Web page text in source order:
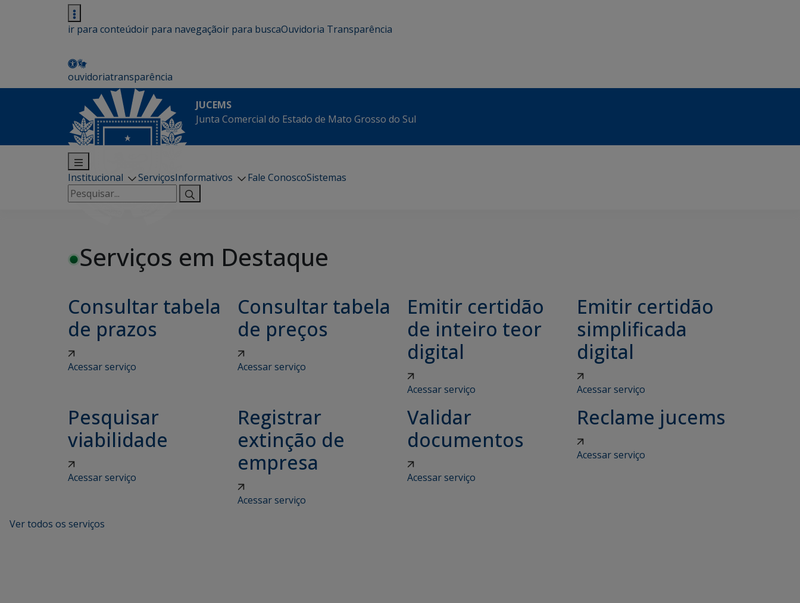
ir para conteúdoir para navegaçãoir para buscaOuvidoria Transparência
ouvidoriatransparência
JUCEMS
Junta Comercial do Estado de Mato Grosso do Sul
Institucional ServiçosInformativos Fale ConoscoSistemas
Pesquisar
por:
Serviços em Destaque
Consultar tabela
de prazos
Acessar serviço
Consultar tabela
de preços
Acessar serviço
Emitir certidão
de inteiro teor
digital
Acessar serviço
Emitir certidão
simplificada
digital
Acessar serviço
Pesquisar
viabilidade
Acessar serviço
Registrar
extinção de
empresa
Acessar serviço
Validar
documentos
Acessar serviço
Reclame jucems
Acessar serviço
Ver todos os serviços